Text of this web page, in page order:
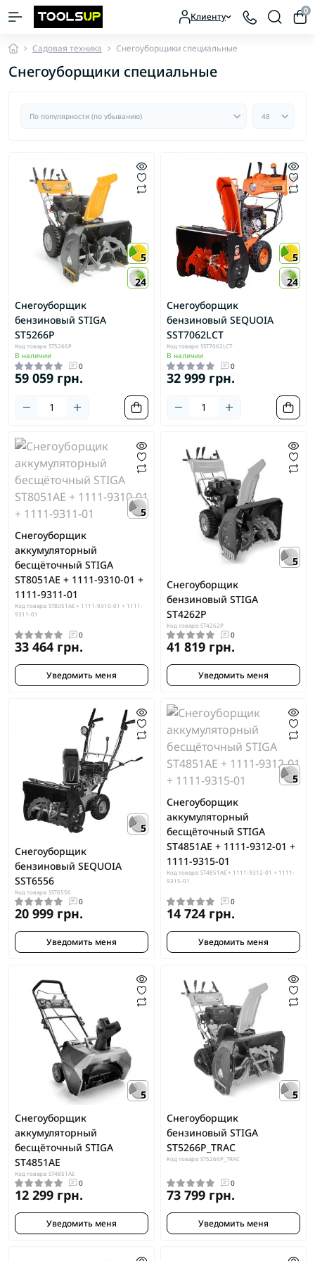
Клиенту 0
Садовая техника Снегоуборщики специальные
Снегоуборщики специальные
5
24
Снегоуборщик
бензиновый STIGA
ST5266P
Код товара: ST5266P
В наличии
0
59 059 грн.
5
24
Снегоуборщик
бензиновый SEQUOIA
SST7062LCT
Код товара: SST7062LCT
В наличии
0
32 999 грн.
5
Снегоуборщик
аккумуляторный
бесщёточный STIGA
ST8051AE + 1111-9310-01 +
1111-9311-01
Код товара: ST8051AE + 1111-9310-01 + 1111-
9311-01
0
33 464 грн.
Уведомить меня
5
Снегоуборщик
бензиновый STIGA
ST4262P
Код товара: ST4262P
0
41 819 грн.
Уведомить меня
5
Снегоуборщик
бензиновый SEQUOIA
SST6556
Код товара: SST6556
0
20 999 грн.
Уведомить меня
5
Снегоуборщик
аккумуляторный
бесщёточный STIGA
ST4851AE + 1111-9312-01 +
1111-9315-01
Код товара: ST4851AE + 1111-9312-01 + 1111-
9315-01
0
14 724 грн.
Уведомить меня
5
Снегоуборщик
аккумуляторный
бесщёточный STIGA
ST4851AE
Код товара: ST4851AE
0
12 299 грн.
Уведомить меня
5
Снегоуборщик
бензиновый STIGA
ST5266P_TRAC
Код товара: ST5266P_TRAC
0
73 799 грн.
Уведомить меня